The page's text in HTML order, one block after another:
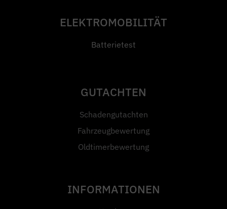
ELEKTROMOBILITÄT
Batterietest
GUTACHTEN
Schadengutachten
Fahrzeugbewertung
Oldtimerbewertung
INFORMATIONEN